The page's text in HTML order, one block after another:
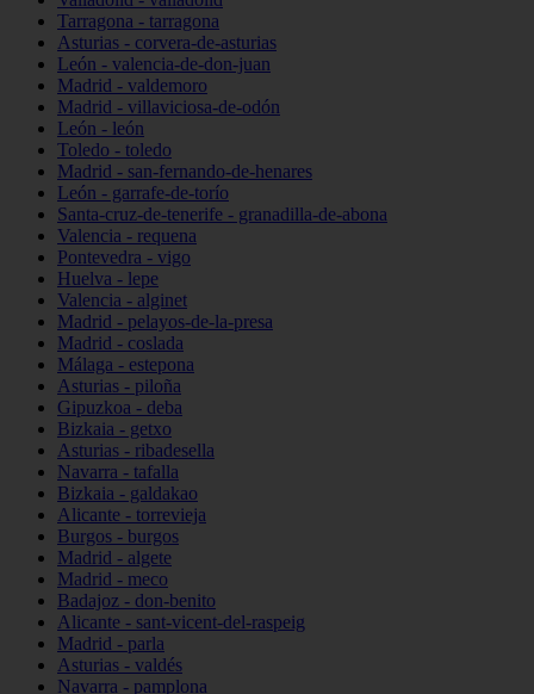
Tarragona - tarragona
Asturias - corvera-de-asturias
León - valencia-de-don-juan
Madrid - valdemoro
Madrid - villaviciosa-de-odón
León - león
Toledo - toledo
Madrid - san-fernando-de-henares
León - garrafe-de-torío
Santa-cruz-de-tenerife - granadilla-de-abona
Valencia - requena
Pontevedra - vigo
Huelva - lepe
Valencia - alginet
Madrid - pelayos-de-la-presa
Madrid - coslada
Málaga - estepona
Asturias - piloña
Gipuzkoa - deba
Bizkaia - getxo
Asturias - ribadesella
Navarra - tafalla
Bizkaia - galdakao
Alicante - torrevieja
Burgos - burgos
Madrid - algete
Madrid - meco
Badajoz - don-benito
Alicante - sant-vicent-del-raspeig
Madrid - parla
Asturias - valdés
Navarra - pamplona